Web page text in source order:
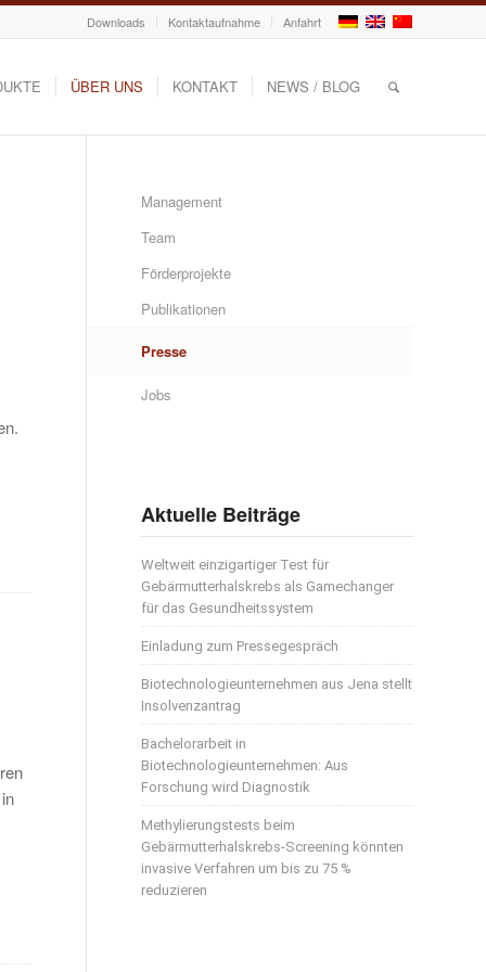
Downloads Kontaktaufnahme Anfahrt
ÜBER UNS KONTAKT NEWS / BLOG
Management
Team
Förderprojekte
Publikationen
Presse
Jobs
Aktuelle Beiträge
Weltweit einzigartiger Test für
Gebärmutterhalskrebs als Gamechanger
für das Gesundheitssystem
Einladung zum Pressegespräch
Biotechnologieunternehmen aus Jena stellt
Insolvenzantrag
Bachelorarbeit in
Biotechnologieunternehmen: Aus
Forschung wird Diagnostik
Methylierungstests beim
Gebärmutterhalskrebs-Screening könnten
invasive Verfahren um bis zu 75 %
reduzieren